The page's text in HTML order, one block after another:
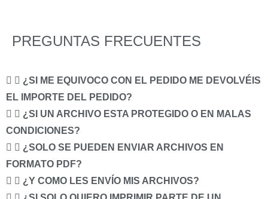
PREGUNTAS FRECUENTES
¿SI ME EQUIVOCO CON EL PEDIDO ME DEVOLVÉIS
EL IMPORTE DEL PEDIDO?
¿SI UN ARCHIVO ESTA PROTEGIDO O EN MALAS
CONDICIONES?
¿SOLO SE PUEDEN ENVIAR ARCHIVOS EN
FORMATO PDF?
¿Y COMO LES ENVÍO MIS ARCHIVOS?